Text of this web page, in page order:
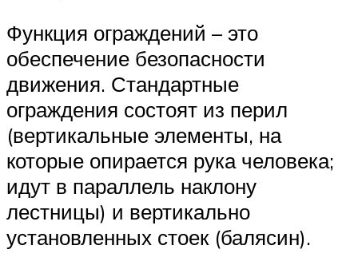
Функция ограждений – это
обеспечение безопасности
движения. Стандартные
ограждения состоят из перил
(вертикальные элементы, на
которые опирается рука человека;
идут в параллель наклону
лестницы) и вертикально
установленных стоек (балясин).